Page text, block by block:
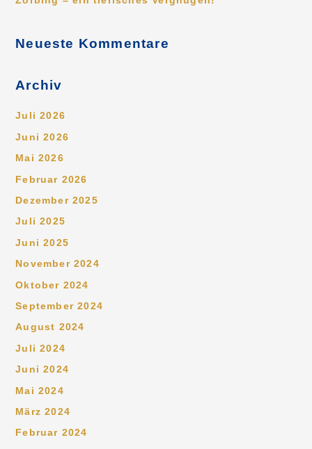
Neueste Kommentare
Archiv
Juli 2026
Juni 2026
Mai 2026
Februar 2026
Dezember 2025
Juli 2025
Juni 2025
November 2024
Oktober 2024
September 2024
August 2024
Juli 2024
Juni 2024
Mai 2024
März 2024
Februar 2024